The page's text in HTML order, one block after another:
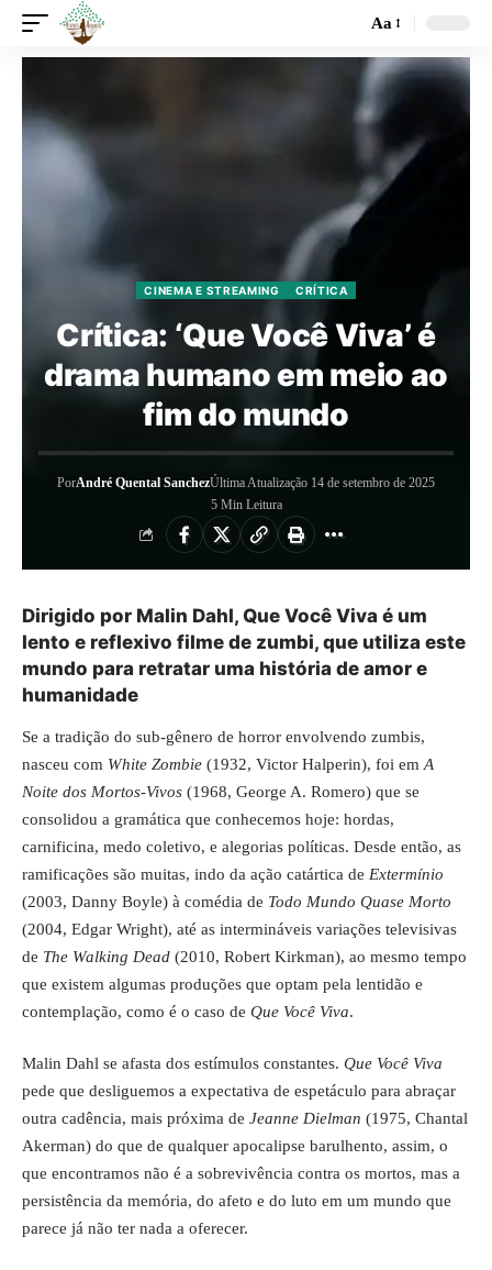
Aa
CINEMA E STREAMING CRÍTICA
Crítica: ‘Que Você Viva’ é
drama humano em meio ao
fim do mundo
PorAndré Quental SanchezÚltima Atualização 14 de setembro de 2025
5 Min Leitura
Dirigido por Malin Dahl, Que Você Viva é um
lento e reflexivo filme de zumbi, que utiliza este
mundo para retratar uma história de amor e
humanidade
Se a tradição do sub-gênero de horror envolvendo zumbis,
nasceu com White Zombie (1932, Victor Halperin), foi em A
Noite dos Mortos-Vivos (1968, George A. Romero) que se
consolidou a gramática que conhecemos hoje: hordas,
carnificina, medo coletivo, e alegorias políticas. Desde então, as
ramificações são muitas, indo da ação catártica de Extermínio
(2003, Danny Boyle) à comédia de Todo Mundo Quase Morto
(2004, Edgar Wright), até as intermináveis variações televisivas
de The Walking Dead (2010, Robert Kirkman), ao mesmo tempo
que existem algumas produções que optam pela lentidão e
contemplação, como é o caso de Que Você Viva.
Malin Dahl se afasta dos estímulos constantes. Que Você Viva
pede que desliguemos a expectativa de espetáculo para abraçar
outra cadência, mais próxima de Jeanne Dielman (1975, Chantal
Akerman) do que de qualquer apocalipse barulhento, assim, o
que encontramos não é a sobrevivência contra os mortos, mas a
persistência da memória, do afeto e do luto em um mundo que
parece já não ter nada a oferecer.